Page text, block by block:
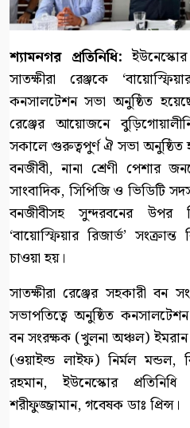
শ্যামনগর প্রতিনিধি:
সাতক্ষীরা রেঞ্জকে
কনসালটেশন সভা অনুষ্ঠিত
রেঞ্জের আয়োজনে
সকালে গুরুত্বপুর্ণ ঐ সভা অনুষ্ঠিত
বনজীবী, নানা শ্রেণী পেশার
সাংবাদিক, সিপিজি ও ভিডিটি
বনজীবীসহ সুন্দরবনের উপর
‘বায়োস্ফিয়ার রিজার্ভ’
চাওয়া হয়।
সাতক্ষীরা রেঞ্জের সহকারী বন
সভাপতিত্বে অনুষ্ঠিত
বন সংরক্ষক (খুলনা অঞ্চল) ইমরান
(ওয়াইল্ড লাইফ) নির্মল মন্ডল,
রহমান, ইউনেস্কোর
শরীফুজ্জামান, গবেষক ডাঃ প্রিন্স।